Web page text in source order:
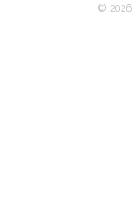
© 2026